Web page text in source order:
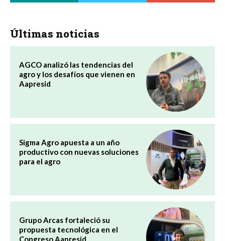
Últimas noticias
AGCO analizó las tendencias del
agro y los desafíos que vienen en
Aapresid
Sigma Agro apuesta a un año
productivo con nuevas soluciones
para el agro
Grupo Arcas fortaleció su
propuesta tecnológica en el
Congreso Aapresid